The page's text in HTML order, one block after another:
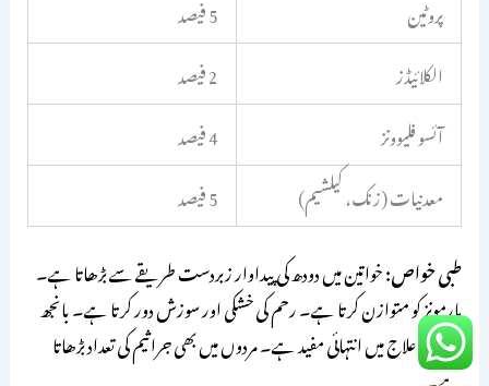
پروٹین
5 فیصد
الکلائیڈز
2 فیصد
آئسو فلیوونز
4 فیصد
معدنیات (زنک، کیلشیم)
5 فیصد
طبی خواص:خواتین میں دودھ کی پیداوار زبردست طریقے سے بڑھاتا ہے۔
ہارمونز کو متوازن کرتا ہے۔ رحم کی خشکی اور سوزش دور کرتا ہے۔ بانجھ
پن کے علاج میں انتہائی مفید ہے۔ مردوں میں بھی جراثیم کی تعداد بڑھاتا